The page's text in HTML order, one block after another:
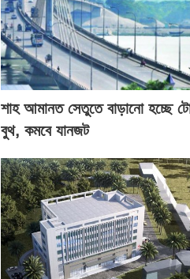
শাহ আমানত সেতুতে বাড়ানো হচ্ছে
বুথ, কমবে যানজট